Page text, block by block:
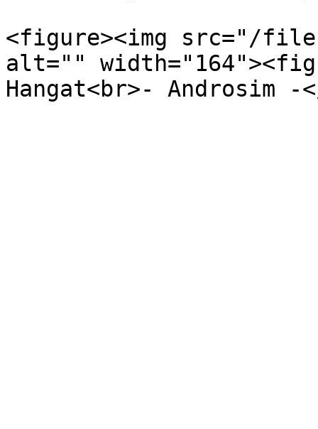
<figure><img src="/files/
alt=""